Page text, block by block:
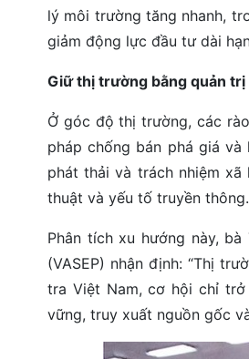
lý môi trường tăng nhanh,
giảm động lực đầu tư dài
Giữ thị trường bằng quản trị
Ở góc độ thị trường, các
pháp chống bán phá giá
phát thải và trách nhiệm
thuật và yếu tố truyền thông.
Phân tích xu hướng này,
(VASEP) nhận định: “Thị
tra Việt Nam, cơ hội chỉ
vững, truy xuất nguồn gốc